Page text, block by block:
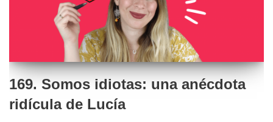
169. Somos idiotas: una anécdota
ridícula de Lucía